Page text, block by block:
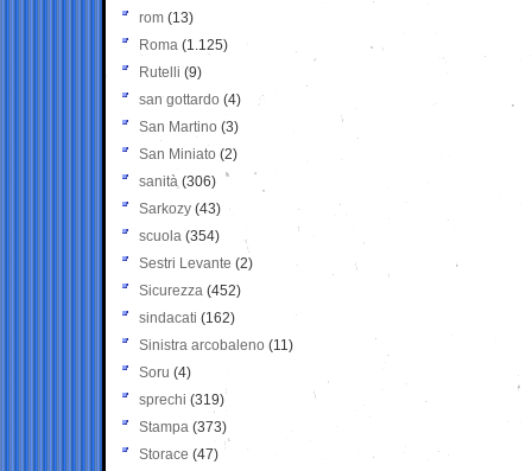
rom (13)
Roma (1.125)
Rutelli (9)
san gottardo (4)
San Martino (3)
San Miniato (2)
sanità (306)
Sarkozy (43)
scuola (354)
Sestri Levante (2)
Sicurezza (452)
sindacati (162)
Sinistra arcobaleno (11)
Soru (4)
sprechi (319)
Stampa (373)
Storace (47)